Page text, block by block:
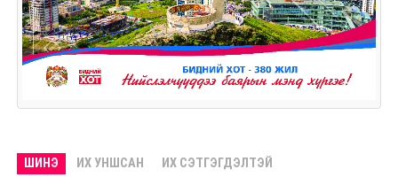
ШИНЭ ИХ УНШСАН ИХ СЭТГЭГДЭЛТЭЙ